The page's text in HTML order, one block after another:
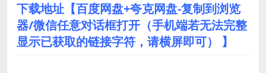
下载地址【百度网盘+夸克网盘-复制到浏览
器/微信任意对话框打开（手机端若无法完整
显示已获取的链接字符，请横屏即可） 】